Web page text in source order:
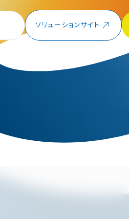
ソリューションサイト